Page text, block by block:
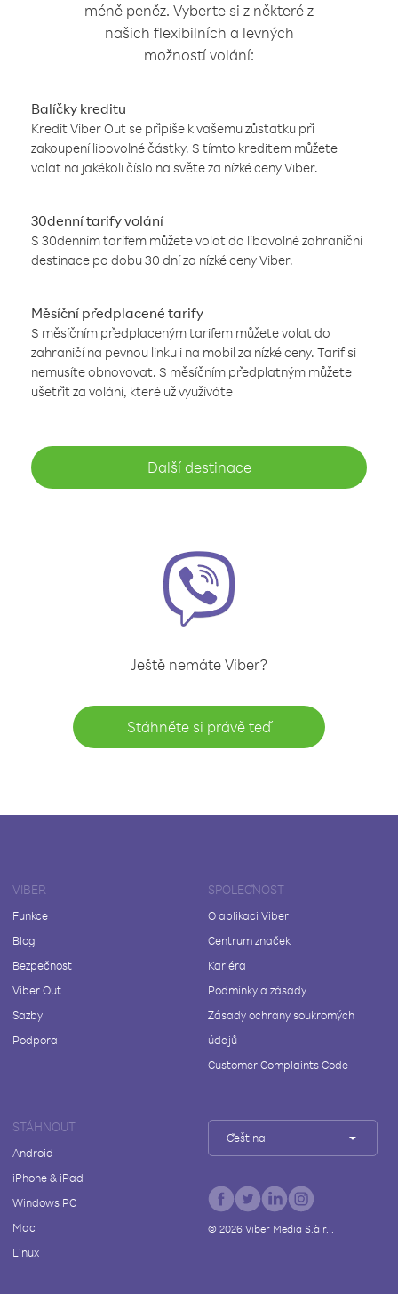
méně peněz. Vyberte si z některé z
našich flexibilních a levných
možností volání:
Balíčky kreditu
Kredit Viber Out se připíše k vašemu zůstatku při
zakoupení libovolné částky. S tímto kreditem můžete
volat na jakékoli číslo na světe za nízké ceny Viber.
30denní tarify volání
S 30denním tarifem můžete volat do libovolné zahraniční
destinace po dobu 30 dní za nízké ceny Viber.
Měsíční předplacené tarify
S měsíčním předplaceným tarifem můžete volat do
zahraničí na pevnou linku i na mobil za nízké ceny. Tarif si
nemusíte obnovovat. S měsíčním předplatným můžete
ušetřit za volání, které už využíváte
Další destinace
Ještě nemáte Viber?
Stáhněte si právě teď
VIBER
Funkce
Blog
Bezpečnost
Viber Out
Sazby
Podpora
SPOLEČNOST
O aplikaci Viber
Centrum značek
Kariéra
Podmínky a zásady
Zásady ochrany soukromých
údajů
Customer Complaints Code
STÁHNOUT
Android
iPhone & iPad
Windows PC
Mac
Linux
Čeština
© 2026Viber Media S.à r.l.